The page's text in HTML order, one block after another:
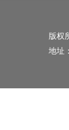
版权
地址